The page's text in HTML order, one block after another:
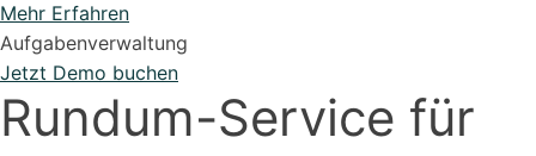
Mehr Erfahren
Aufgabenverwaltung
Jetzt Demo buchen
Rundum-Service für